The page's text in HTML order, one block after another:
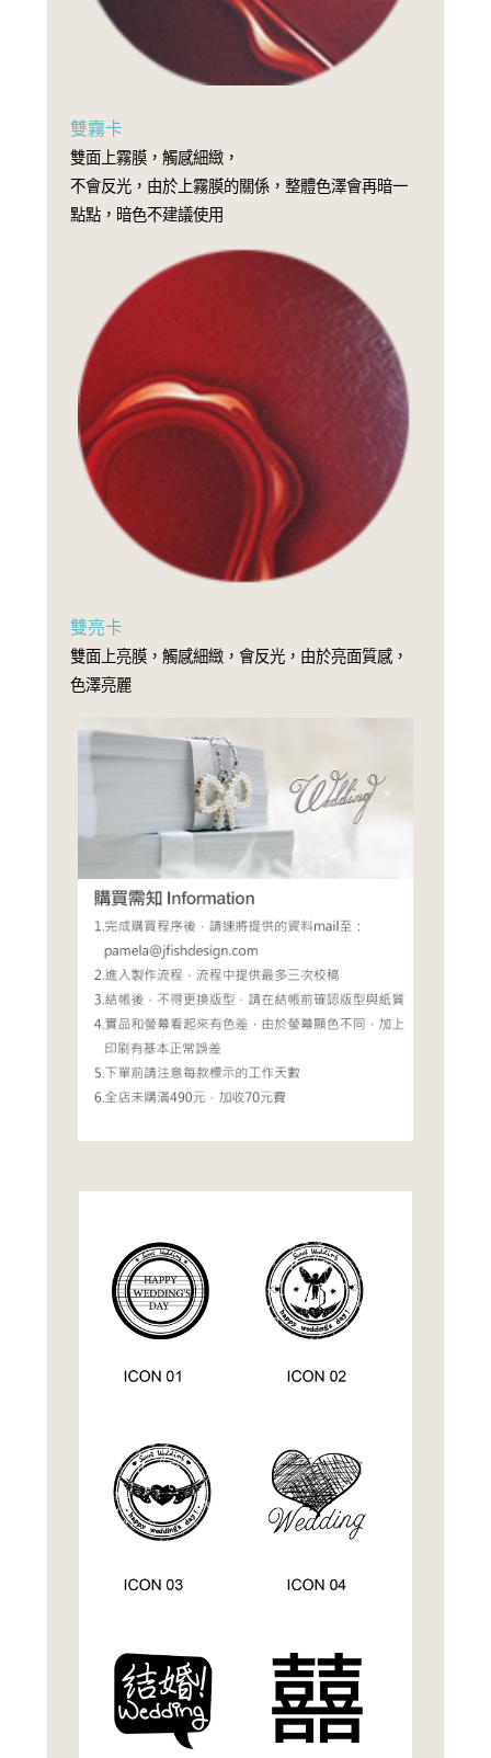
雙霧卡
雙面上霧膜，觸感細緻，
不會反光，由於上霧膜的關係，整體色澤會再暗一
點點，暗色不建議使用
雙亮卡
雙面上亮膜，觸感細緻，會反光，由於亮面質感，
色澤亮麗